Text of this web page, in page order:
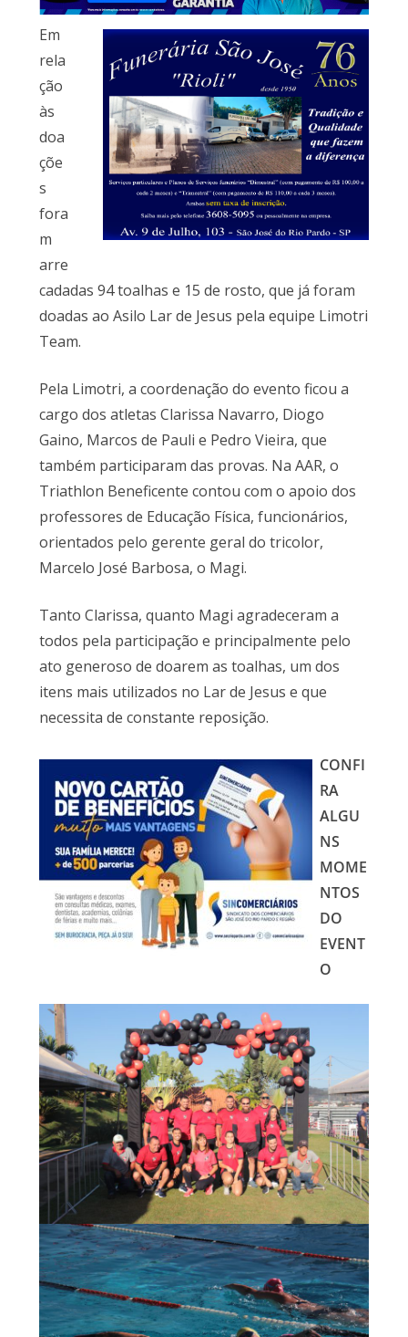
Em
rela
ção
às
doa
çõe
s
fora
m
arre
cadadas 94 toalhas e 15 de rosto, que já foram
doadas ao Asilo Lar de Jesus pela equipe Limotri
Team.
Pela Limotri, a coordenação do evento ficou a
cargo dos atletas Clarissa Navarro, Diogo
Gaino, Marcos de Pauli e Pedro Vieira, que
também participaram das provas. Na AAR, o
Triathlon Beneficente contou com o apoio dos
professores de Educação Física, funcionários,
orientados pelo gerente geral do tricolor,
Marcelo José Barbosa, o Magi.
Tanto Clarissa, quanto Magi agradeceram a
todos pela participação e principalmente pelo
ato generoso de doarem as toalhas, um dos
itens mais utilizados no Lar de Jesus e que
necessita de constante reposição.
CONFI
RA
ALGU
NS
MOME
NTOS
DO
EVENT
O